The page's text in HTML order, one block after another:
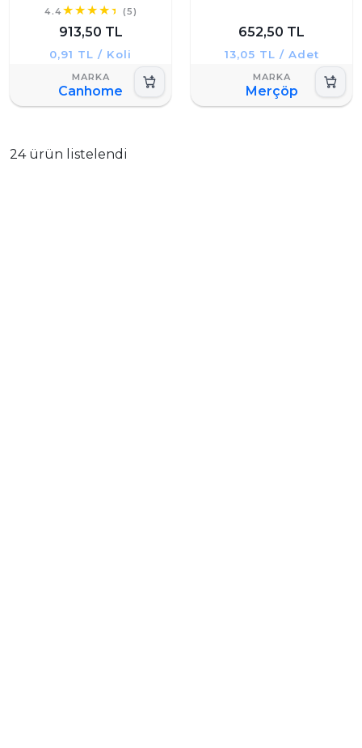
4.4 (5)
913,50 TL
0,91 TL / Koli
Canhome
652,50 TL
13,05 TL / Adet
Merçöp
24 ürün listelendi